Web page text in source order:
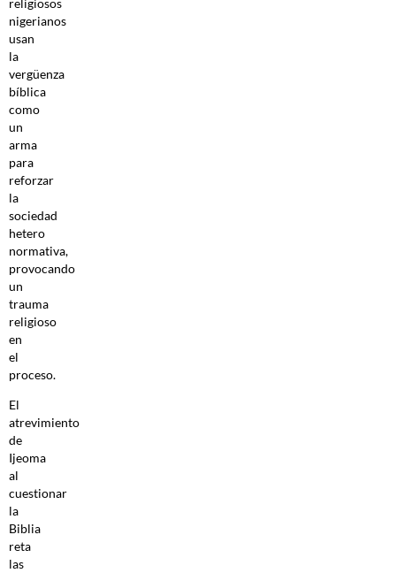
nigerianos
usan
la
vergüenza
bíblica
como
un
arma
para
reforzar
la
sociedad
hetero
normativa,
provocando
un
trauma
religioso
en
el
proceso.
El
atrevimiento
de
Ijeoma
al
cuestionar
la
Biblia
reta
las